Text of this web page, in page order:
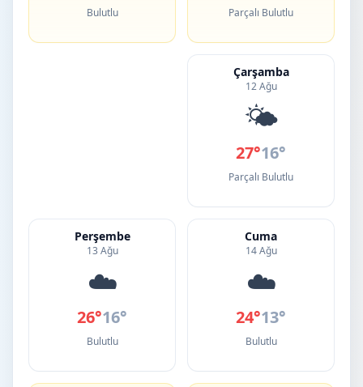
Bulutlu Parçalı Bulutlu
Çarşamba
12 Ağu
🌤️
27°16°
Parçalı Bulutlu
Perşembe
13 Ağu
☁️
26°16°
Bulutlu
Cuma
14 Ağu
☁️
24°13°
Bulutlu